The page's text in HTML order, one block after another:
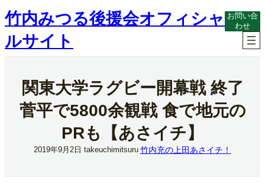
内
容
ス
キ
竹内みつる後援会オフィシャ
ルサイト
お問い合
わせ
関東大学ラグビー開幕戦 終了
菅平で5800余観戦 食で地元の
PRも【あさイチ】
2019年9月2日 takeuchimitsuru 竹内充の上田あさイチ！